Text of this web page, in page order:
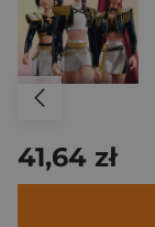
41,64 zł